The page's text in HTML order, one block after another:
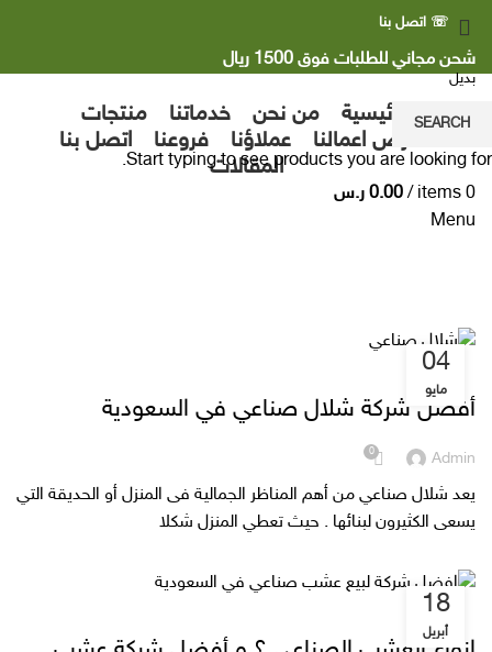
☏ اتصل بنا
شحن مجاني للطلبات فوق 1500 ريال
الرئيسية من نحن خدماتنا
منتجات
معرض اعمالنا
عملاؤنا فروعنا
اتصل بنا
المقالات
0
items
/
0.00 ر.س
Menu
04
مايو
UNCATEGORIZED
أفضل شركة شلال صناعي في السعودية
Admin
0
يعد شلال صناعي من أهم المناظر الجمالية فى المنزل أو الحديقة التي
يسعى الكثيرون لبنائها . حيث تعطي المنزل شكلا
18
أبريل
UNCATEGORIZED
SEARCH
Start typing to see products you are looking for.